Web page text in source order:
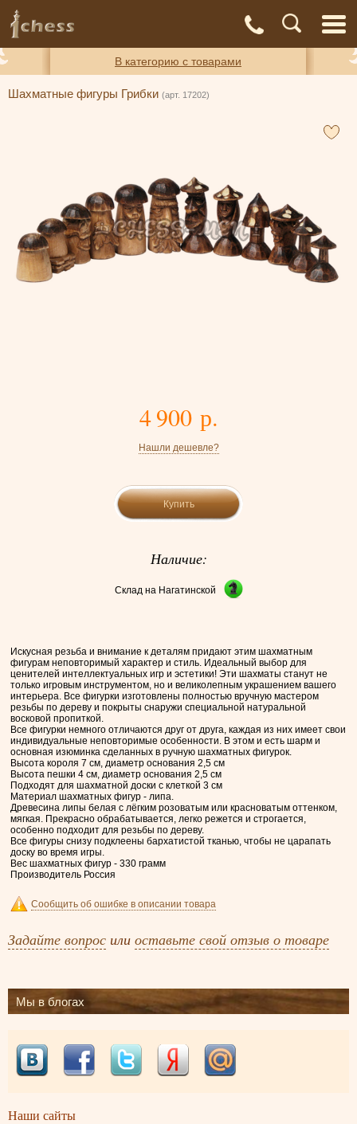
и оплата
В категорию с товарами
Шахматные фигуры Грибки (арт. 17202)
4 900 р.
Нашли дешевле?
Купить
Наличие:
Склад на Нагатинской
Искусная резьба и внимание к деталям придают этим шахматным
фигурам неповторимый характер и стиль. Идеальный выбор для
ценителей интеллектуальных игр и эстетики! Эти шахматы станут не
только игровым инструментом, но и великолепным украшением вашего
интерьера. Все фигурки изготовлены полностью вручную мастером
резьбы по дереву и покрыты снаружи специальной натуральной
восковой пропиткой.
Все фигурки немного отличаются друг от друга, каждая из них имеет свои
индивидуальные неповторимые особенности. В этом и есть шарм и
основная изюминка сделанных в ручную шахматных фигурок.
Высота короля 7 см, диаметр основания 2,5 см
Высота пешки 4 см, диаметр основания 2,5 см
Подходят для шахматной доски с клеткой 3 см
Материал шахматных фигур - липа.
Древесина липы белая с лёгким розоватым или красноватым оттенком,
мягкая. Прекрасно обрабатывается, легко режется и строгается,
особенно подходит для резьбы по дереву.
Все фигуры снизу подклеены бархатистой тканью, чтобы не царапать
доску во время игры.
Вес шахматных фигур - 330 грамм
Производитель Россия
Сообщить об ошибке в описании товара
Задайте вопрос или оставьте свой отзыв о товаре
Мы в блогах
Наши сайты